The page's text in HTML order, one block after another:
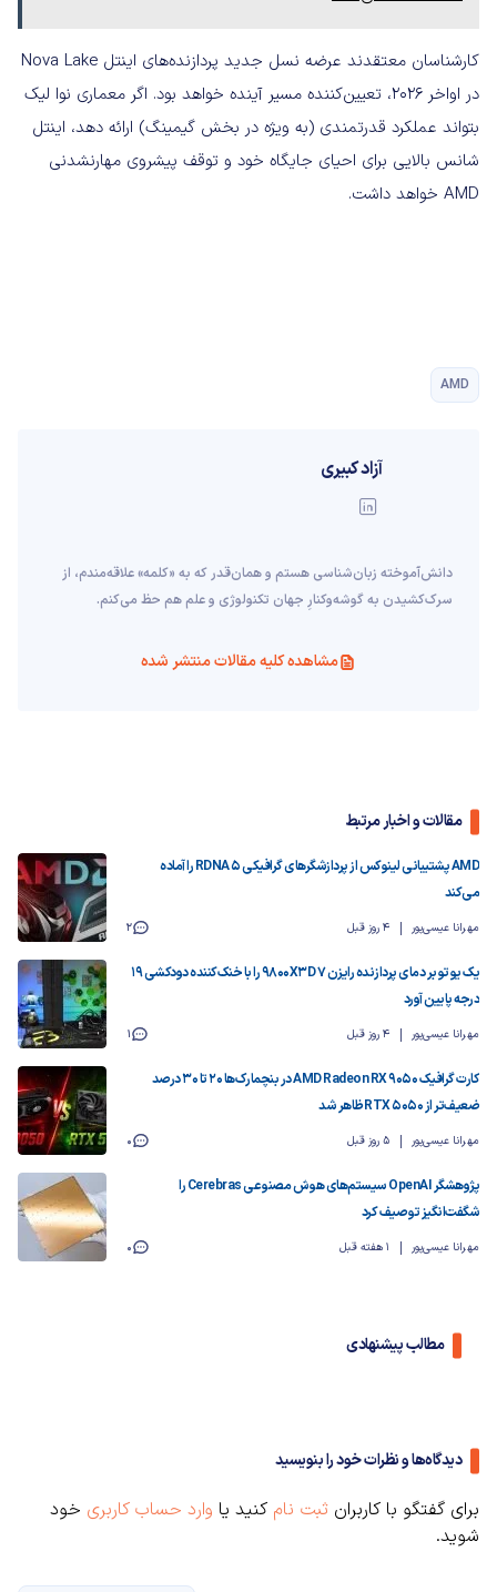
کارشناسان معتقدند عرضه نسل جدید پردازنده‌های اینتل Nova Lake
در اواخر ۲۰۲۶، تعیین‌کننده‌ مسیر آینده خواهد بود. اگر معماری نوا لیک
بتواند عملکرد قدرتمندی (به ویژه در بخش گیمینگ) ارائه دهد، اینتل
شانس بالایی برای احیای جایگاه خود و توقف پیشروی مهارنشدنی
AMD خواهد داشت.
AMD
آزاد کبیری
دانش‌آموخته‌ زبان‌شناسی‌ هستم و همان‌قدر که به «کلمه» علاقه‌مندم، از
سرک‌کشیدن به گوشه‌وکنارِ جهان تکنولوژی و علم هم حظ می‌کنم.
مشاهده کلیه مقالات منتشر شده
مقالات و اخبار مرتبط
AMD پشتیبانی لینوکس از پردازشگرهای گرافیکی RDNA 5 را آماده
می‌کند
مهرانا عیسی‌پور 4 روز قبل 2
یک یوتوبر دمای پردازنده رایزن 7 9800X3D را با خنک‌کننده دودکشی ۱۹
درجه پایین آورد
مهرانا عیسی‌پور 4 روز قبل 1
کارت گرافیک AMD Radeon RX 9050 در بنچمارک‌ها ۲۰ تا ۳۰ درصد
ضعیف‌تر از RTX 5050 ظاهر شد
مهرانا عیسی‌پور 5 روز قبل 0
پژوهشگر OpenAI سیستم‌های هوش مصنوعی Cerebras را
شگفت‌انگیز توصیف کرد
مهرانا عیسی‌پور 1 هفته قبل 0
مطالب پیشنهادی
دیدگاه‌ها و نظرات خود را بنویسید
برای گفتگو با کاربران ثبت نام کنید یا وارد حساب کاربری خود
شوید.